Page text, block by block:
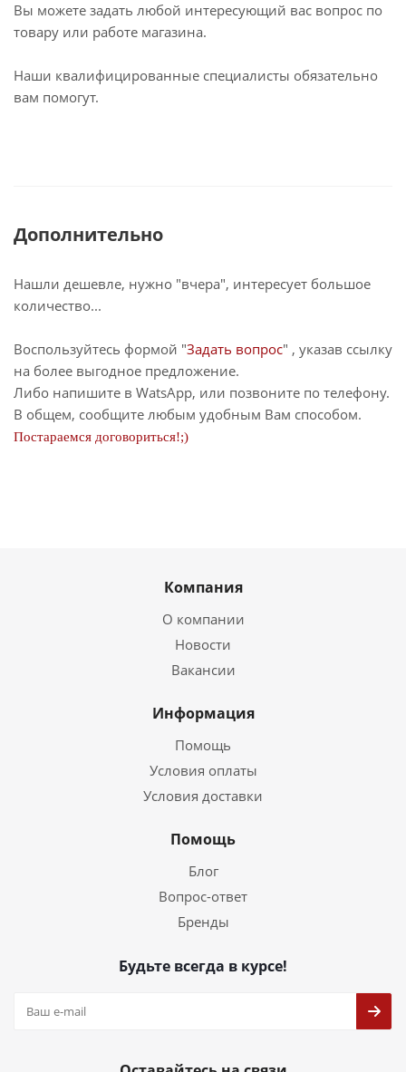
Вы можете задать любой интересующий вас вопрос по
товару или работе магазина.
Наши квалифицированные специалисты обязательно
вам помогут.
Дополнительно
Нашли дешевле, нужно "вчера", интересует большое
количество...
Воспользуйтесь формой "Задать вопрос" , указав ссылку
на более выгодное предложение.
Либо напишите в WatsApp, или позвоните по телефону.
В общем, сообщите любым удобным Вам способом.
Постараемся договориться!;)
Компания
О компании
Новости
Вакансии
Информация
Помощь
Условия оплаты
Условия доставки
Помощь
Блог
Вопрос-ответ
Бренды
Будьте всегда в курсе!